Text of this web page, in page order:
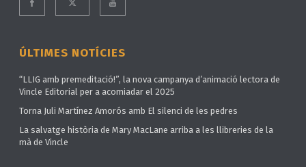
ÚLTIMES NOTÍCIES
“LLIG amb premeditació!”, la nova campanya d’animació lectora de
Vincle Editorial per a acomiadar el 2025
Torna Juli Martínez Amorós amb El silenci de les pedres
La salvatge història de Mary MacLane arriba a les llibreries de la
mà de Vincle